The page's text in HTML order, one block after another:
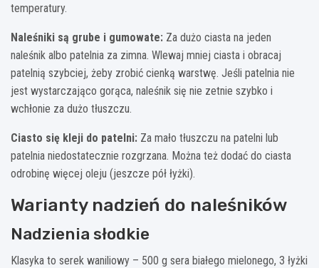
temperatury.
Naleśniki są grube i gumowate: Za dużo ciasta na jeden
naleśnik albo patelnia za zimna. Wlewaj mniej ciasta i obracaj
patelnią szybciej, żeby zrobić cienką warstwę. Jeśli patelnia nie
jest wystarczająco gorąca, naleśnik się nie zetnie szybko i
wchłonie za dużo tłuszczu.
Ciasto się kleji do patelni: Za mało tłuszczu na patelni lub
patelnia niedostatecznie rozgrzana. Można też dodać do ciasta
odrobinę więcej oleju (jeszcze pół łyżki).
Warianty nadzień do naleśników
Nadzienia słodkie
Klasyka to serek waniliowy – 500 g sera białego mielonego, 3 łyżki